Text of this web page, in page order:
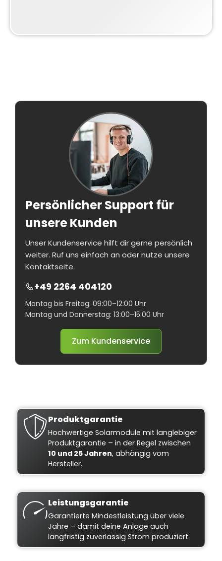
Persönlicher Support für
unsere Kunden
Unser Kundenservice hilft dir gerne persönlich
weiter. Ruf uns einfach an oder nutze unsere
Kontaktseite.
+49 2264 404120
Montag bis Freitag: 09:00–12:00 Uhr
Montag und Donnerstag: 13:00–15:00 Uhr
Zum Kundenservice
Produktgarantie
Hochwertige Solarmodule mit langlebiger
Produktgarantie – in der Regel zwischen
10 und 25 Jahren, abhängig vom
Hersteller.
Leistungsgarantie
Garantierte Mindestleistung über viele
Jahre – damit deine Anlage auch
langfristig zuverlässig Strom produziert.